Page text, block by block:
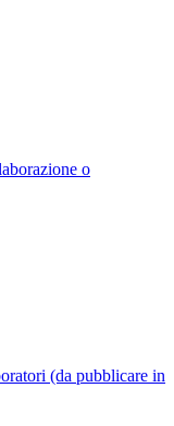
o
(da pubblicare in